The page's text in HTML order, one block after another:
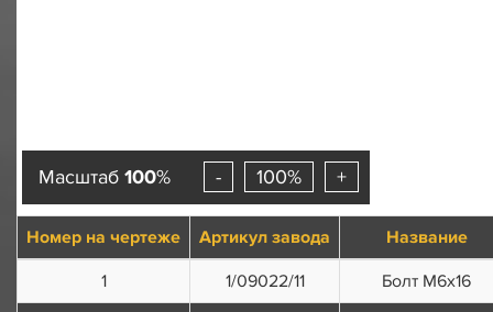
Масштаб 100% - 100% +
Номер на чертеже Артикул завода
Название
1
1/09022/11
Болт М6х16